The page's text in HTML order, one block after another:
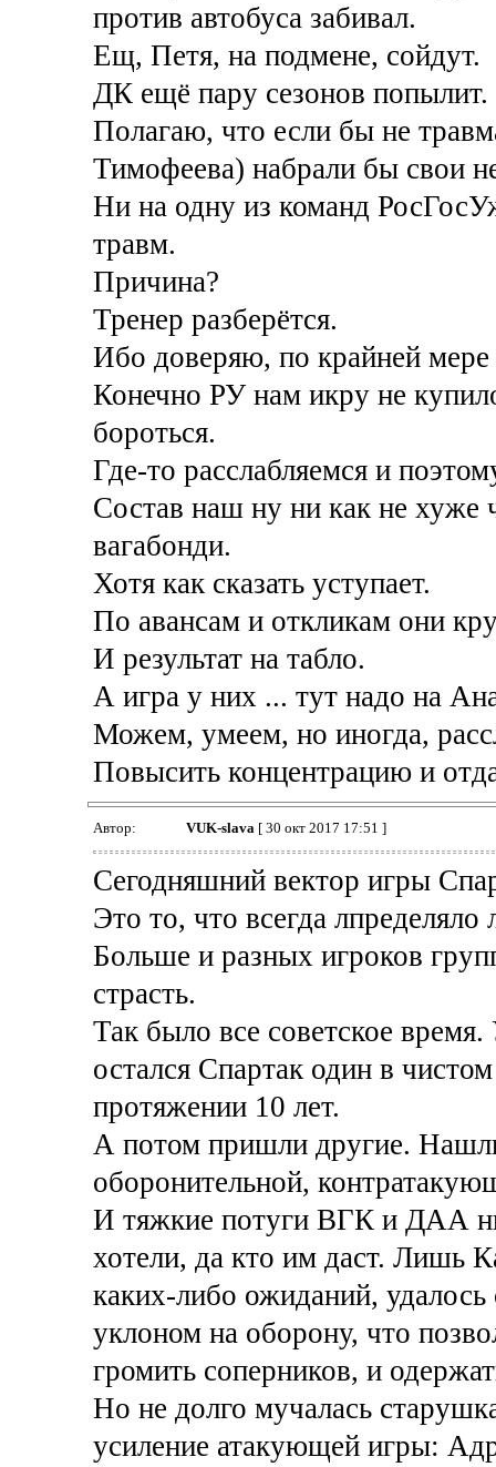
против автобуса забивал.
Ещ, Петя, на подмене, сойдут.
ДК ещё пару сезонов попылит.
Полагаю, что если бы не
Тимофеева) набрали бы свои
Ни на одну из команд
травм.
Причина?
Тренер разберётся.
Ибо доверяю, по крайней мере
Конечно РУ нам икру не
бороться.
Где-то расслабляемся и
Состав наш ну ни как не хуже
вагабонди.
Хотя как сказать уступает.
По авансам и откликам они
И результат на табло.
А игра у них ... тут надо на
Можем, умеем, но иногда,
Повысить концентрацию и
Автор: VUK-slava[ 30 окт 2017 17:51 ]
Сегодняшний вектор игры
Это то, что всегда
Больше и разных игроков
страсть.
Так было все советское
остался Спартак один в
протяжении 10 лет.
А потом пришли другие.
оборонительной,
И тяжкие потуги ВГК и ДАА
хотели, да кто им даст. Лишь
каких-либо ожиданий,
уклоном на оборону, что
громить соперников, и
Но не долго мучалась
усиление атакующей игры: